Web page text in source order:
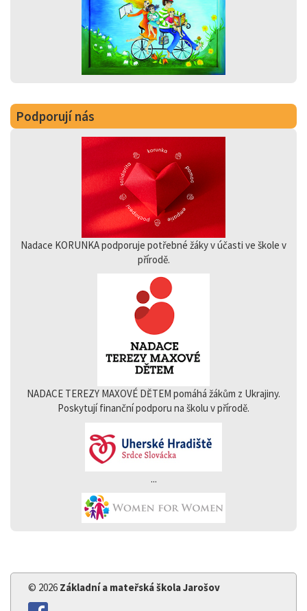
Podporují nás
Nadace KORUNKA podporuje potřebné žáky v účasti ve škole v
přírodě.
NADACE TEREZY MAXOVÉ DĚTEM pomáhá žákům z Ukrajiny.
Poskytují finanční podporu na školu v přírodě.
...
© 2026 Základní a mateřská škola Jarošov